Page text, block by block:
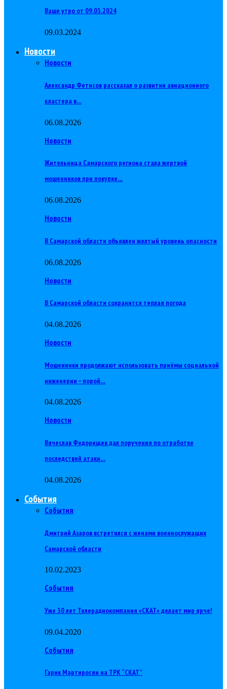
Ваше утро от 09.03.2024
09.03.2024
Новости
Новости
Александр Фетисов рассказал о развитии авиационного
кластера в…
06.08.2026
Новости
Жительница Самарского региона стала жертвой
мошенников при покупке…
06.08.2026
Новости
В Самарской области объявлен желтый уровень опасности
06.08.2026
Новости
В Самарской области сохранится теплая погода
04.08.2026
Новости
Мошенники продолжают использовать приёмы социальной
инженерии – порой…
04.08.2026
Новости
Вячеслав Федорищев дал поручения по отработке
последствий атаки…
04.08.2026
События
События
Дмитрий Азаров встретился с женами военнослужащих
Самарской области
10.02.2023
События
Уже 30 лет Телерадиокомпания «СКАТ» делает мир ярче!
09.04.2020
События
Гарик Мартиросян на ТРК “СКАТ”